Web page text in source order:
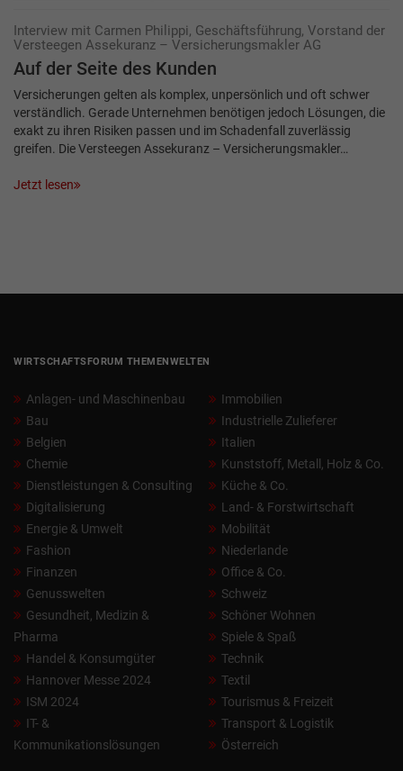
Interview mit Carmen Philippi, Geschäftsführung, Vorstand der
Versteegen Assekuranz – Versicherungsmakler AG
Auf der Seite des Kunden
Versicherungen gelten als komplex, unpersönlich und oft schwer
verständlich. Gerade Unternehmen benötigen jedoch Lösungen, die
exakt zu ihren Risiken passen und im Schadenfall zuverlässig
greifen. Die Versteegen Assekuranz – Versicherungsmakler…
Jetzt lesen
WIRTSCHAFTSFORUM THEMENWELTEN
Anlagen- und Maschinenbau
Bau
Belgien
Chemie
Dienstleistungen & Consulting
Digitalisierung
Energie & Umwelt
Fashion
Finanzen
Genusswelten
Gesundheit, Medizin &
Pharma
Handel & Konsumgüter
Hannover Messe 2024
ISM 2024
IT- &
Kommunikationslösungen
Immobilien
Industrielle Zulieferer
Italien
Kunststoff, Metall, Holz & Co.
Küche & Co.
Land- & Forstwirtschaft
Mobilität
Niederlande
Office & Co.
Schweiz
Schöner Wohnen
Spiele & Spaß
Technik
Textil
Tourismus & Freizeit
Transport & Logistik
Österreich